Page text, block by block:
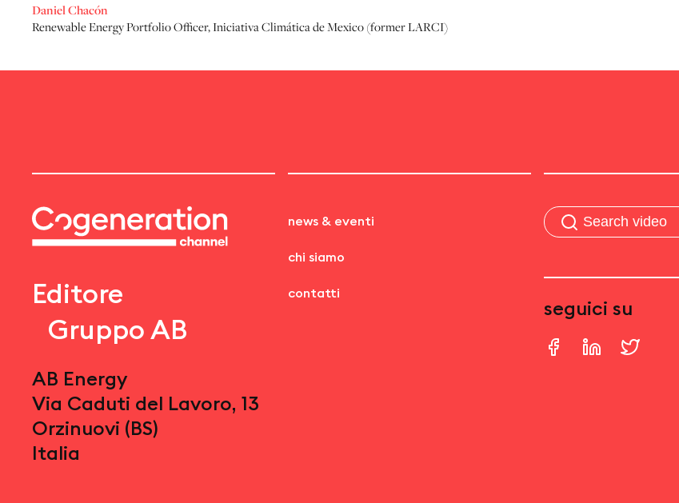
Daniel Chacón
Renewable Energy Portfolio Officer,Iniciativa Climática de Mexico (former LARCI)
Editore
Gruppo AB
AB Energy
Via Caduti del Lavoro, 13
Orzinuovi (BS)
Italia
news & eventi
chi siamo
contatti
seguici su